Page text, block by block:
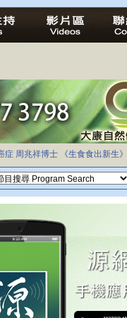
症 周兆祥博士 《生食食出新生》